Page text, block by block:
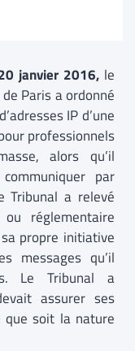
janvier 2016, le
Paris a ordonné
IP d’une
professionnels
alors qu’il
par
Tribunal a relevé
réglementaire
propre initiative
messages qu’il
Le Tribunal a
assurer ses
que soit la nature